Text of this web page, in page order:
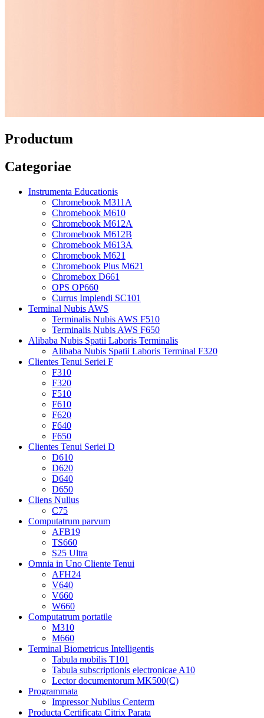
Productum
Categoriae
Instrumenta Educationis
Chromebook M311A
Chromebook M610
Chromebook M612A
Chromebook M612B
Chromebook M613A
Chromebook M621
Chromebook Plus M621
Chromebox D661
OPS OP660
Currus Implendi SC101
Terminal Nubis AWS
Terminalis Nubis AWS F510
Terminalis Nubis AWS F650
Alibaba Nubis Spatii Laboris Terminalis
Alibaba Nubis Spatii Laboris Terminal F320
Clientes Tenui Seriei F
F310
F320
F510
F610
F620
F640
F650
Clientes Tenui Seriei D
D610
D620
D640
D650
Cliens Nullus
C75
Computatrum parvum
AFB19
TS660
S25 Ultra
Omnia in Uno Cliente Tenui
AFH24
V640
V660
W660
Computatrum portatile
M310
M660
Terminal Biometricus Intelligentis
Tabula mobilis T101
Tabula subscriptionis electronicae A10
Lector documentorum MK500(C)
Programmata
Impressor Nubilus Centerm
Producta Certificata Citrix Parata